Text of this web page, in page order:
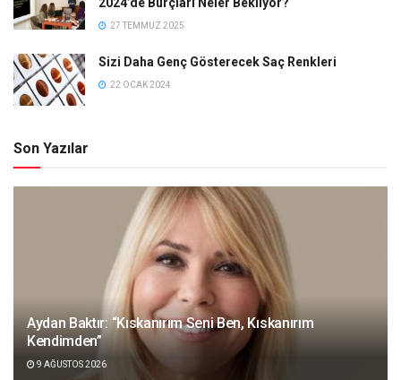
2024’de Burçları Neler Bekliyor?
27 TEMMUZ 2025
Sizi Daha Genç Gösterecek Saç Renkleri
22 OCAK 2024
Son Yazılar
Aydan Baktır: “Kıskanırım Seni Ben, Kıskanırım
Kendimden”
9 AĞUSTOS 2026